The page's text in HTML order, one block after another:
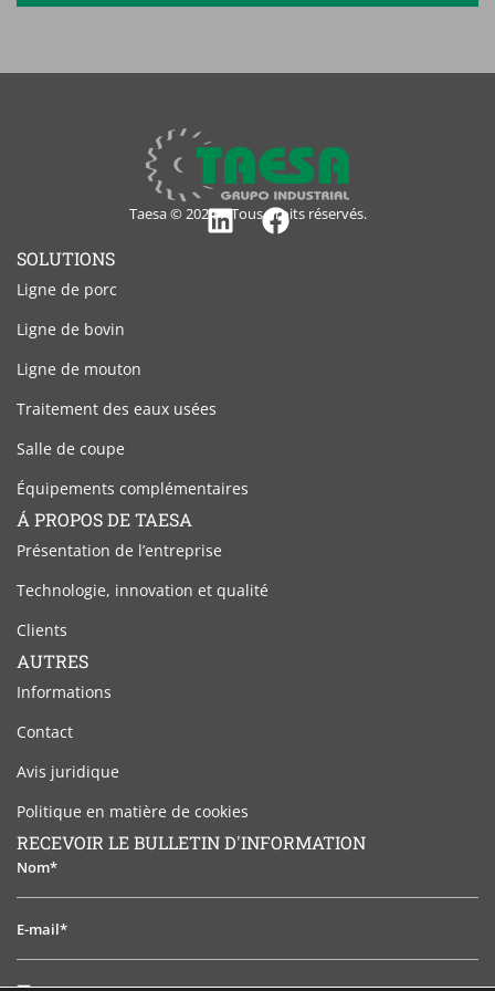
Taesa © 2024 – Tous droits réservés.
SOLUTIONS
Ligne de porc
Ligne de bovin
Ligne de mouton
Traitement des eaux usées
Salle de coupe
Équipements complémentaires
Á PROPOS DE TAESA
Présentation de l’entreprise
Technologie, innovation et qualité
Clients
AUTRES
Informations
Contact
Avis juridique
Politique en matière de cookies
RECEVOIR LE BULLETIN D'INFORMATION
Nom*
E-